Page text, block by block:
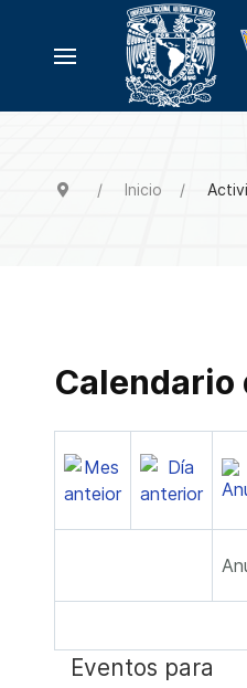
Inicio
Calendario
Eventos para